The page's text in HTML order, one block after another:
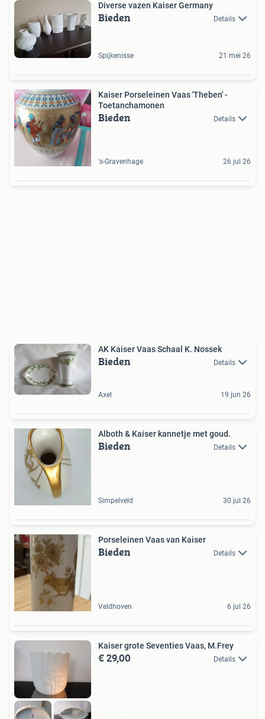
Diverse vazen Kaiser Germany
Bieden Details
Spijkenisse 21 mei 26
Kaiser Porseleinen Vaas 'Theben' -
Toetanchamonen
Bieden Details
's-Gravenhage 26 jul 26
AK Kaiser Vaas Schaal K. Nossek
Bieden Details
Axel 19 jun 26
Alboth & Kaiser kannetje met goud.
Bieden Details
Simpelveld 30 jul 26
Porseleinen Vaas van Kaiser
Bieden Details
Veldhoven 6 jul 26
Kaiser grote Seventies Vaas, M.Frey
€ 29,00 Details